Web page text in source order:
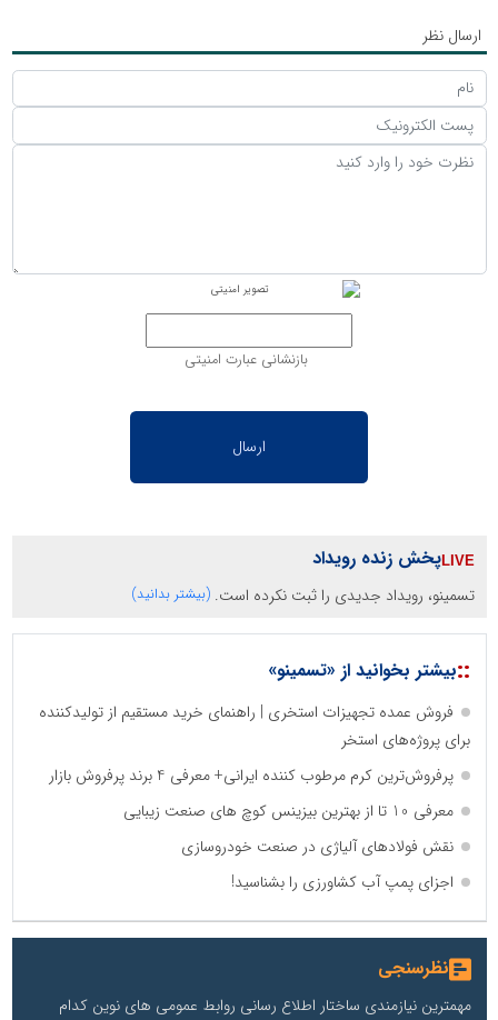
ارسال نظر
بازنشانی عبارت امنیتی
پخش زنده رویداد
تسمینو، رویداد جدیدی را ثبت نکرده است. (بیشتر بدانید)
::بیشتر بخوانید از «تسمینو»
فروش عمده تجهیزات استخری | راهنمای خرید مستقیم از تولیدکننده
برای پروژه‌های استخر
پرفروش‌ترین کرم مرطوب کننده ایرانی+ معرفی 4 برند پرفروش بازار
معرفی 10 تا از بهترین بیزینس کوچ های صنعت زیبایی
نقش فولادهای آلیاژی در صنعت خودروسازی
اجزای پمپ آب کشاورزی را بشناسید!
نظرسنجی
مهمترین نیازمندی ساختار اطلاع رسانی روابط عمومی های نوین کدام